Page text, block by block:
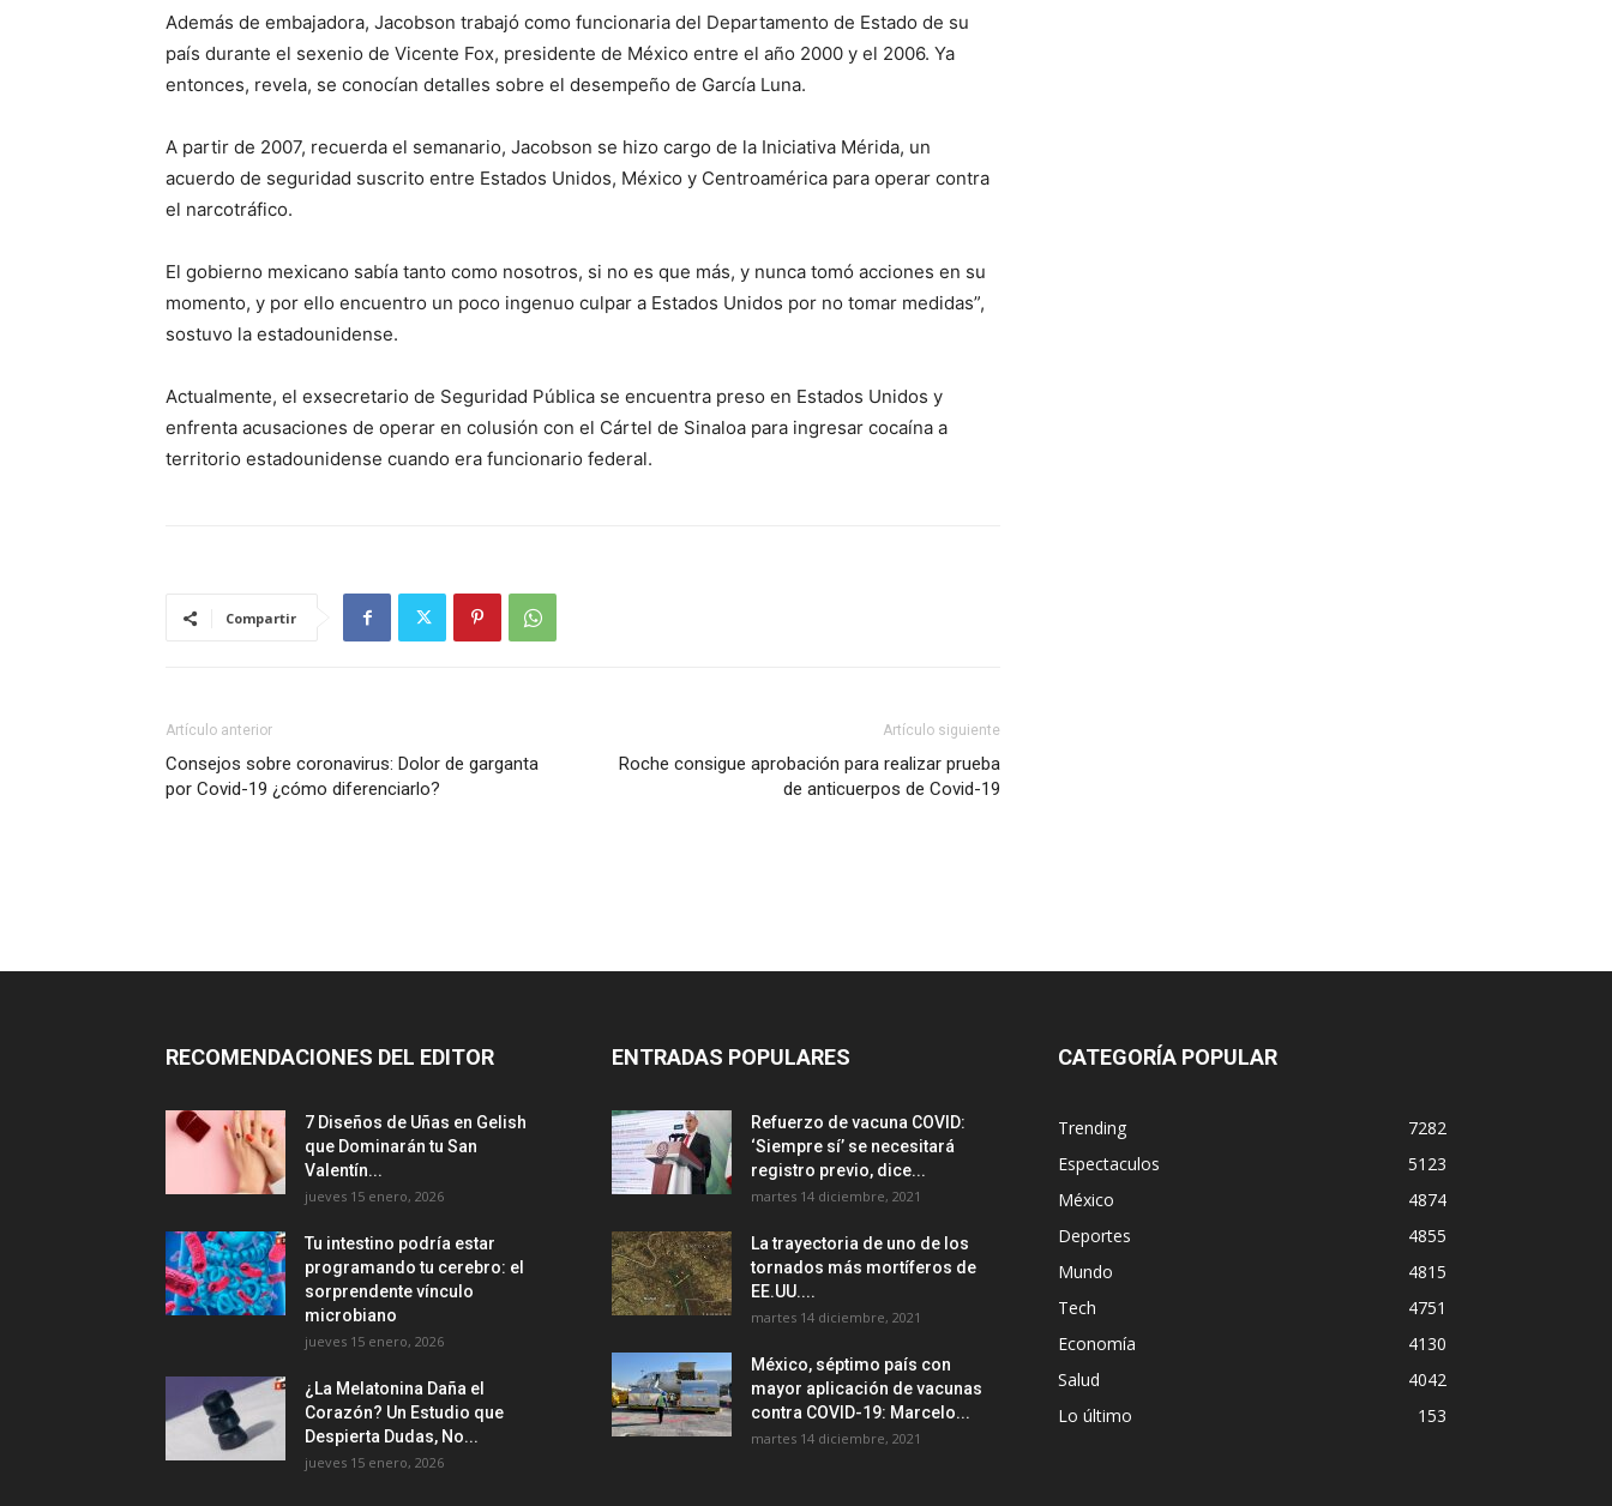
Además de embajadora, Jacobson trabajó como funcionaria del Departamento de Estado de su
país durante el sexenio de Vicente Fox, presidente de México entre el año 2000 y el 2006. Ya
entonces, revela, se conocían detalles sobre el desempeño de García Luna.
A partir de 2007, recuerda el semanario, Jacobson se hizo cargo de la Iniciativa Mérida, un
acuerdo de seguridad suscrito entre Estados Unidos, México y Centroamérica para operar contra
el narcotráfico.
El gobierno mexicano sabía tanto como nosotros, si no es que más, y nunca tomó acciones en su
momento, y por ello encuentro un poco ingenuo culpar a Estados Unidos por no tomar medidas”,
sostuvo la estadounidense.
Actualmente, el exsecretario de Seguridad Pública se encuentra preso en Estados Unidos y
enfrenta acusaciones de operar en colusión con el Cártel de Sinaloa para ingresar cocaína a
territorio estadounidense cuando era funcionario federal.
Compartir
Artículo anterior
Consejos sobre coronavirus: Dolor de garganta
por Covid-19 ¿cómo diferenciarlo?
Artículo siguiente
Roche consigue aprobación para realizar prueba
de anticuerpos de Covid-19
RECOMENDACIONES DEL EDITOR
7 Diseños de Uñas en Gelish
que Dominarán tu San
Valentín...
jueves 15 enero, 2026
Tu intestino podría estar
programando tu cerebro: el
sorprendente vínculo
microbiano
jueves 15 enero, 2026
¿La Melatonina Daña el
Corazón? Un Estudio que
Despierta Dudas, No...
jueves 15 enero, 2026
ENTRADAS POPULARES
Refuerzo de vacuna COVID:
‘Siempre sí’ se necesitará
registro previo, dice...
martes 14 diciembre, 2021
La trayectoria de uno de los
tornados más mortíferos de
EE.UU....
martes 14 diciembre, 2021
México, séptimo país con
mayor aplicación de vacunas
contra COVID-19: Marcelo...
martes 14 diciembre, 2021
CATEGORÍA POPULAR
Trending
7282
Espectaculos
5123
México
4874
Deportes
4855
Mundo
4815
Tech
4751
Economía
4130
Salud
4042
Lo último
153